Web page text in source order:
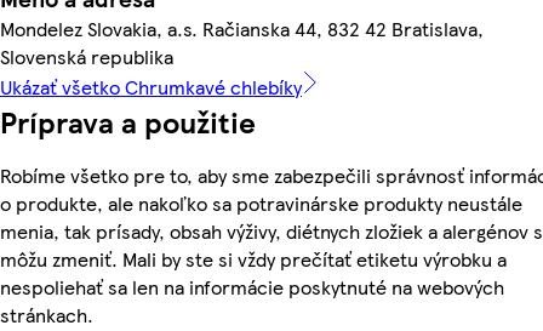
Mondelez Slovakia, a.s. Račianska 44, 832 42 Bratislava,
Slovenská republika
Ukázať všetko Chrumkavé chlebíky
Príprava a použitie
Robíme všetko pre to, aby sme zabezpečili správnosť
o produkte, ale nakoľko sa potravinárske produkty neustále
menia, tak prísady, obsah výživy, diétnych zložiek a alergénov
môžu zmeniť. Mali by ste si vždy prečítať etiketu výrobku a
nespoliehať sa len na informácie poskytnuté na webových
stránkach.